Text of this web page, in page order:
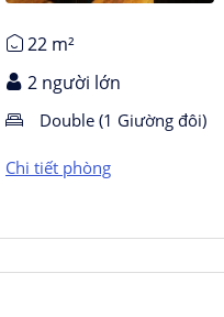
22 m²
2 người lớn
Double (1 Giường đôi)
Chi tiết phòng